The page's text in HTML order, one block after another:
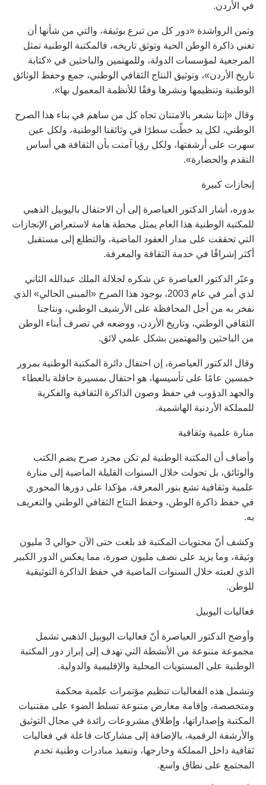
في الأردن.
وثمن الرواشدة «دور كل من تبرع بوثيقة، والتي من شأنها أن
تغني ذاكرة الوطن الحية وتوثق تاريخه، فالمكتبة الوطنية تمثل
المرجعية لمؤسسات الدولة، وللمهتمين والباحثين في «كتابة
تاريخ الأردن»، وتوثيق النتاج الثقافي الوطني، جمع وحفظ الوثائق
الوطنية وتنظيمها ونشرها وفقًا للأنظمة المعمول بها».
وقال «إننا نشعر بالامتنان تجاه كل من ساهم في بناء هذا الصرح
الوطني، لكل يد خطّت سطرًا في وثائقنا الوطنية، ولكل عين
سهرت على أرشفتها، ولكل رؤيا آمنت بأن الثقافة هي أساس
التقدم والحضارة».
إنجازات كبيرة
بدوره، أشار الدكتور العياصرة إلى أن الاحتفال باليوبيل الذهبي
للمكتبة الوطنية هذا العام يمثل محطة هامة لاستعراض الإنجازات
التي تحققت على مدار العقود الماضية، والتطلع إلى مستقبل
أكثر إشراقًا في خدمة الثقافة والمعرفة.
وعبّر الدكتور العياصرة عن شكره لجلالة الملك عبدالله الثاني
لذي أمر في عام 2003، بوجود هذا الصرح «المبنى الحالي» الذي
نفخر به من أجل المحافظة على الأرشيف الوطني، ونتاجنا
الثقافي الوطني، وتاريخ الأردن، ووضعه في تصرف أبناء الوطن
من الباحثين والمهتمين بشكل علمي لائق.
وقال الدكتور العياصرة، إن احتفال دائرة المكتبة الوطنية بمرور
خمسين عامًا على تأسيسها، هو احتفال بمسيرة حافلة بالعطاء
والجهد الدؤوب في حفظ وصون الذاكرة الثقافية والفكرية
للمملكة الأردنية الهاشمية.
منارة علمية وثقافية
وأضاف أن المكتبة الوطنية لم تكن مجرد صرح يضم الكتب
والوثائق، بل تحولت خلال السنوات القليلة الماضية إلى منارة
علمية وثقافية تشع بنور المعرفة، مؤكدا على دورها المحوري
في حفظ ذاكرة الوطن، وحفظ النتاج الثقافي الوطني والتعريف
به.
وكشف أنّ محتويات المكتبة قد بلغت حتى الآن حوالي 3 مليون
وثيقة، وما يزيد على نصف مليون صورة، مما يعكس الدور الكبير
الذي لعبته خلال السنوات الماضية في حفظ الذاكرة التوثيقية
للوطن.
فعاليات اليوبيل
وأوضح الدكتور العياصرة أنّ فعاليات اليوبيل الذهبي تشمل
مجموعة متنوعة من الأنشطة التي تهدف إلى إبراز دور المكتبة
الوطنية على المستويات المحلية والإقليمية والدولية.
وتشمل هذه الفعاليات تنظيم مؤتمرات علمية محكمة
ومتخصصة، وإقامة معارض متنوعة تسلط الضوء على مقتنيات
المكتبة وإصداراتها، وإطلاق مشروعات رائدة في مجال التوثيق
والأرشفة الرقمية، بالإضافة إلى مشاركات فاعلة في فعاليات
ثقافية داخل المملكة وخارجها، وتنفيذ مبادرات وطنية تخدم
المجتمع على نطاق واسع.